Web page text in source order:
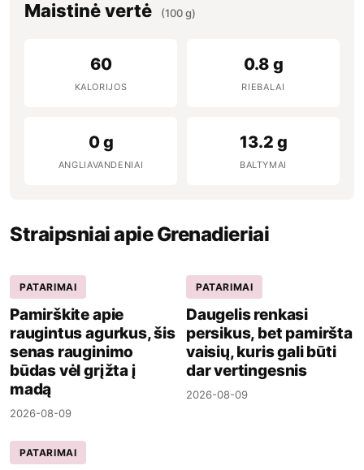
Maistinė vertė (100 g)
60
KALORIJOS
0.8 g
RIEBALAI
0 g
ANGLIAVANDENIAI
13.2 g
BALTYMAI
Straipsniai apie Grenadieriai
PATARIMAI
Pamirškite apie
raugintus agurkus, šis
senas rauginimo
būdas vėl grįžta į
madą
2026-08-09
PATARIMAI
Daugelis renkasi
persikus, bet pamiršta
vaisių, kuris gali būti
dar vertingesnis
2026-08-09
PATARIMAI